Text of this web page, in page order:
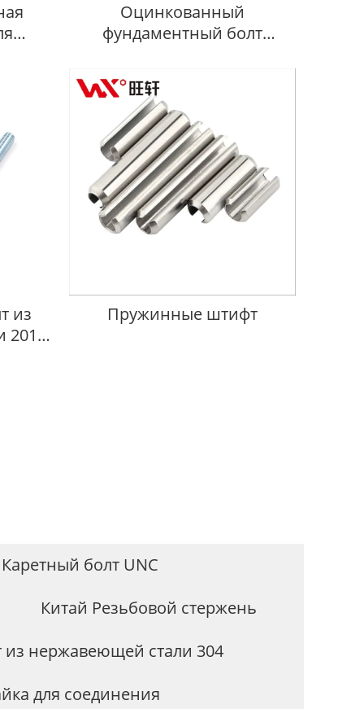
Оцинкованный
фундаментный болт
из
201
Пружинные штифт
болт UNC
Китай Резьбовой стержень
из нержавеющей стали 304
для соединения